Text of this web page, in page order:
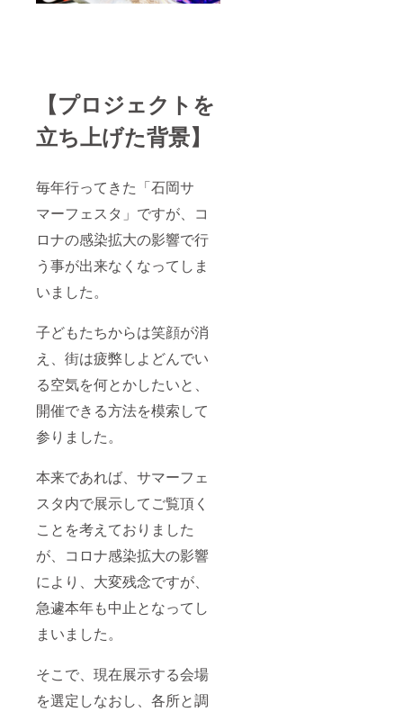
【プロジェクトを
立ち上げた背景】
毎年行ってきた「石岡サ
マーフェスタ」ですが、コ
ロナの感染拡大の影響で行
う事が出来なくなってしま
いました。
子どもたちからは笑顔が消
え、街は疲弊しよどんでい
る空気を何とかしたいと、
開催できる方法を模索して
参りました。
本来であれば、サマーフェ
スタ内で展示してご覧頂く
ことを考えておりました
が、コロナ感染拡大の影響
により、大変残念ですが、
急遽本年も中止となってし
まいました。
そこで、現在展示する会場
を選定しなおし、各所と調